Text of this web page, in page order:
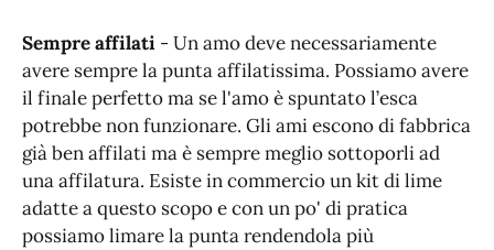
Sempre affilati - Un amo deve necessariamente
avere sempre la punta affilatissima. Possiamo avere
il finale perfetto ma se l'amo è spuntato l’esca
potrebbe non funzionare. Gli ami escono di fabbrica
già ben affilati ma è sempre meglio sottoporli ad
una affilatura. Esiste in commercio un kit di lime
adatte a questo scopo e con un po' di pratica
possiamo limare la punta rendendola più